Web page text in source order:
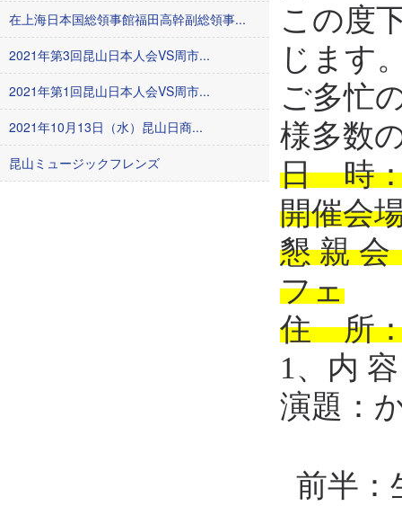
この度
じます
ご多忙
様多数
日 時：
開催会
懇 親
フェ
住 所：
1、内
演題 ：
前半：
在上海日本国総領事館福田高幹副総領事...
2021年第3回昆山日本人会VS周市...
2021年第1回昆山日本人会VS周市...
2021年10月13日（水）昆山日商...
昆山ミュージックフレンズ